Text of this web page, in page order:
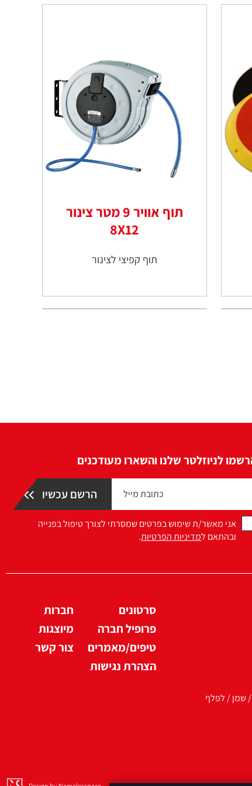
תוף אוויר 9 מטר צינור
8X12
תוף קפיצי לצינור
לניוזלטר שלנו והשארו מעודכנים
אני מאשר/ת שימוש בפרטים שמסרתי לצורך טיפול בפנייה
ובהתאם למדיניות הפרטיות.
/ שמן / לפלף
סרטונים
פרופיל חברה
טיפים/מאמרים
הצהרת נגישות
חברות
מיוצגות
צור קשר